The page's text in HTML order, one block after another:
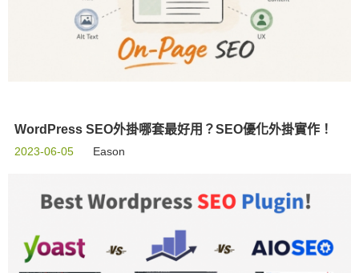
WordPress SEO外掛哪套最好用？SEO優化外掛實作！
2023-06-05 Eason